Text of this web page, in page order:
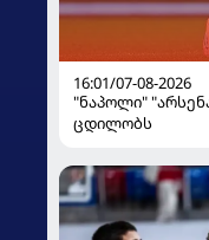
16:01/07-08-2026
"ნაპოლი"
ცდილობს